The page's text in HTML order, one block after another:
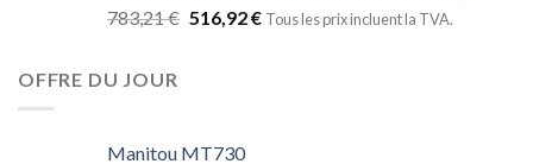
783,21€ 516,92€ Tous les prix incluent la TVA.
OFFRE DU JOUR
Manitou MT730